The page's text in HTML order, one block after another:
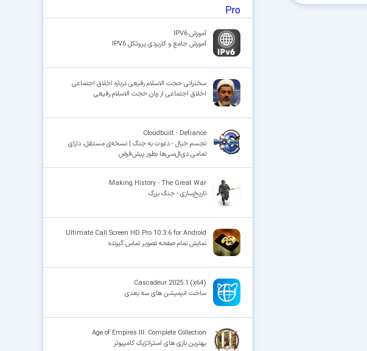
آموزش IPV6
آموزش جامع و کاربردی پروتکل IPV6
سخنرانی حجت الاسلام رفیعی درباره اخلاق اجتماعی
اخلاق اجتماعی از زبان حجت الاسلام رفیعی
Cloudbuilt - Defiance
تجسم خیال - دعوت به جنگ | نسخه‌ی مستقل، دارای
تمامی دی‌ال‌سی‌ها بطور پیش‌فرض
Making History - The Great War
تاریخ‌سازی - جنگ بزرگ
Ultimate Call Screen HD Pro 10.3.6 for Android
نمایش تمام صفحه تصویر تماس گیرنده
Cascadeur 2025.1 (x64)
ساخت انیمیشن های سه بعدی
Age of Empires III: Complete Collection
بهترین بازی های استراتژیک کامپیوتر